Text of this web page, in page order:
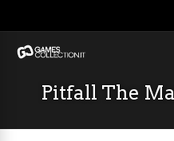
Pitfall The